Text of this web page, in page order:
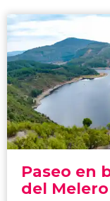
Paseo en
del Melero